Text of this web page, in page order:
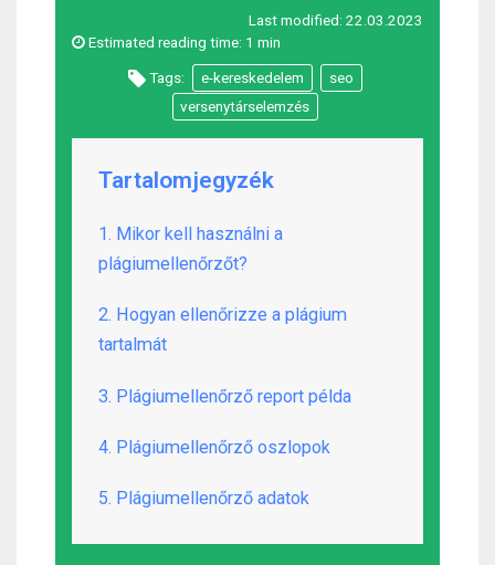
Last modified: 22.03.2023
Estimated reading time: 1 min
Tags: e-kereskedelem
seo
versenytárselemzés
Tartalomjegyzék
1. Mikor kell használni a
plágiumellenőrzőt?
2. Hogyan ellenőrizze a plágium
tartalmát
3. Plágiumellenőrző report példa
4. Plágiumellenőrző oszlopok
5. Plágiumellenőrző adatok